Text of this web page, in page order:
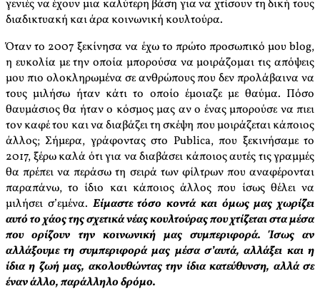
γενιές να έχουν μια καλύτερη βάση για να χτίσουν τη δική τους
διαδικτυακή και άρα κοινωνική κουλτούρα.
Όταν το 2007 ξεκίνησα να έχω το πρώτο προσωπικό μου blog,
η ευκολία με την οποία μπορούσα να μοιράζομαι τις απόψεις
μου πιο ολοκληρωμένα σε ανθρώπους που δεν προλάβαινα να
τους μιλήσω ήταν κάτι το οποίο έμοιαζε με θαύμα. Πόσο
θαυμάσιος θα ήταν ο κόσμος μας αν ο ένας μπορούσε να πιει
τον καφέ του και να διαβάζει τη σκέψη που μοιράζεται κάποιος
άλλος; Σήμερα, γράφοντας στο Publica, που ξεκινήσαμε το
2017, ξέρω καλά ότι για να διαβάσει κάποιος αυτές τις γραμμές
θα πρέπει να περάσω τη σειρά των φίλτρων που αναφέρονται
παραπάνω, το ίδιο και κάποιος άλλος που ίσως θέλει να
μιλήσει σ’εμένα. Είμαστε τόσο κοντά και όμως μας χωρίζει
αυτό το χάος της σχετικά νέας κουλτούρας που χτίζεται στα μέσα
που ορίζουν την κοινωνική μας συμπεριφορά. Ίσως αν
αλλάξουμε τη συμπεριφορά μας μέσα σ’αυτά, αλλάξει και η
ίδια η ζωή μας, ακολουθώντας την ίδια κατεύθυνση, αλλά σε
έναν άλλο, παράλληλο δρόμο.